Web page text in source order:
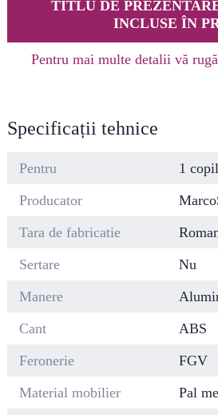
TITLU DE
INCLUSE ÎN
Pentru mai multe detalii vă
Specificații tehnice
Pentru
1 copil
Producator
Tara de fabricatie
Sertare
Nu
Manere
Cant
ABS
Feronerie
FGV
Material mobilier
Pal